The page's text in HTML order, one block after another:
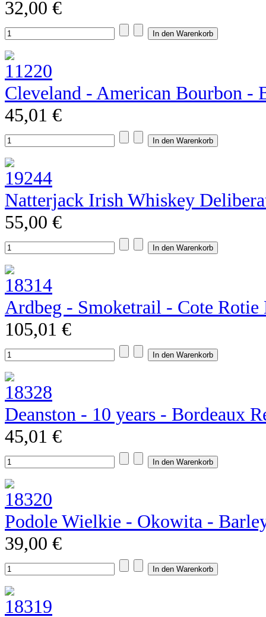
32,00 €
Cleveland - American Bourbon -
45,01 €
Natterjack Irish Whiskey
55,00 €
Ardbeg - Smoketrail - Cote
105,01 €
Deanston - 10 years - Bordeaux
45,01 €
Podole Wielkie - Okowita -
39,00 €